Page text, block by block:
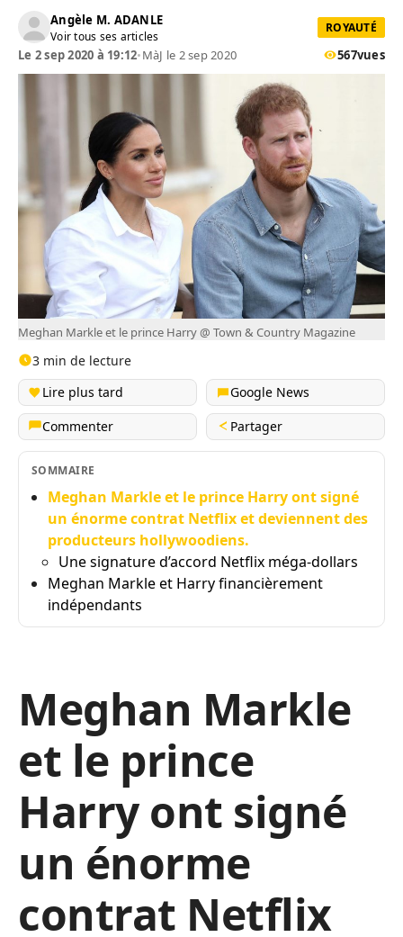
Angèle M. ADANLE
Voir tous ses articles
ROYAUTÉ
Le 2 sep 2020 à 19:12•MàJ le 2 sep 2020 567vues
Meghan Markle et le prince Harry @ Town & Country Magazine
3 min de lecture
Lire plus tard
Google News
Commenter
Partager
SOMMAIRE
Meghan Markle et le prince Harry ont signé
un énorme contrat Netflix et deviennent des
producteurs hollywoodiens.
Une signature d’accord Netflix méga-dollars
Meghan Markle et Harry financièrement
indépendants
Meghan Markle
et le prince
Harry ont signé
un énorme
contrat Netflix